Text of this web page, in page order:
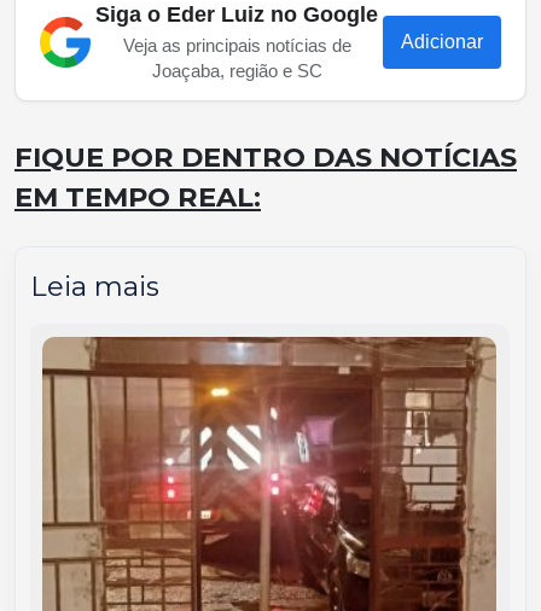
Siga o Eder Luiz no Google
Veja as principais notícias de
Joaçaba, região e SC
Adicionar
FIQUE POR DENTRO DAS NOTÍCIAS
EM TEMPO REAL:
Leia mais